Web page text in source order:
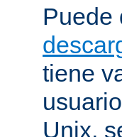
Puede
tiene
Unix,